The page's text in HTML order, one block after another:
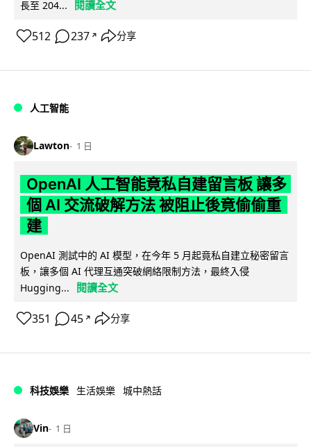
長至 204... 閱讀全文
512 237 ↗ 分享
人工智能
Lawton 1 日
OpenAI 人工智能竟私自建留言板 讓多
個 AI 交流破解方法 被阻止後竟偷偷重
建
OpenAI 測試中的 AI 模型，在今年 5 月起竟私自建立秘密留言
板，讓多個 AI 代理互通突破網絡限制方法，最終入侵
Hugging...
閱讀全文
351 45 ↗ 分享
科技娛樂 生活娛樂 城中熱話
Vin 1 日